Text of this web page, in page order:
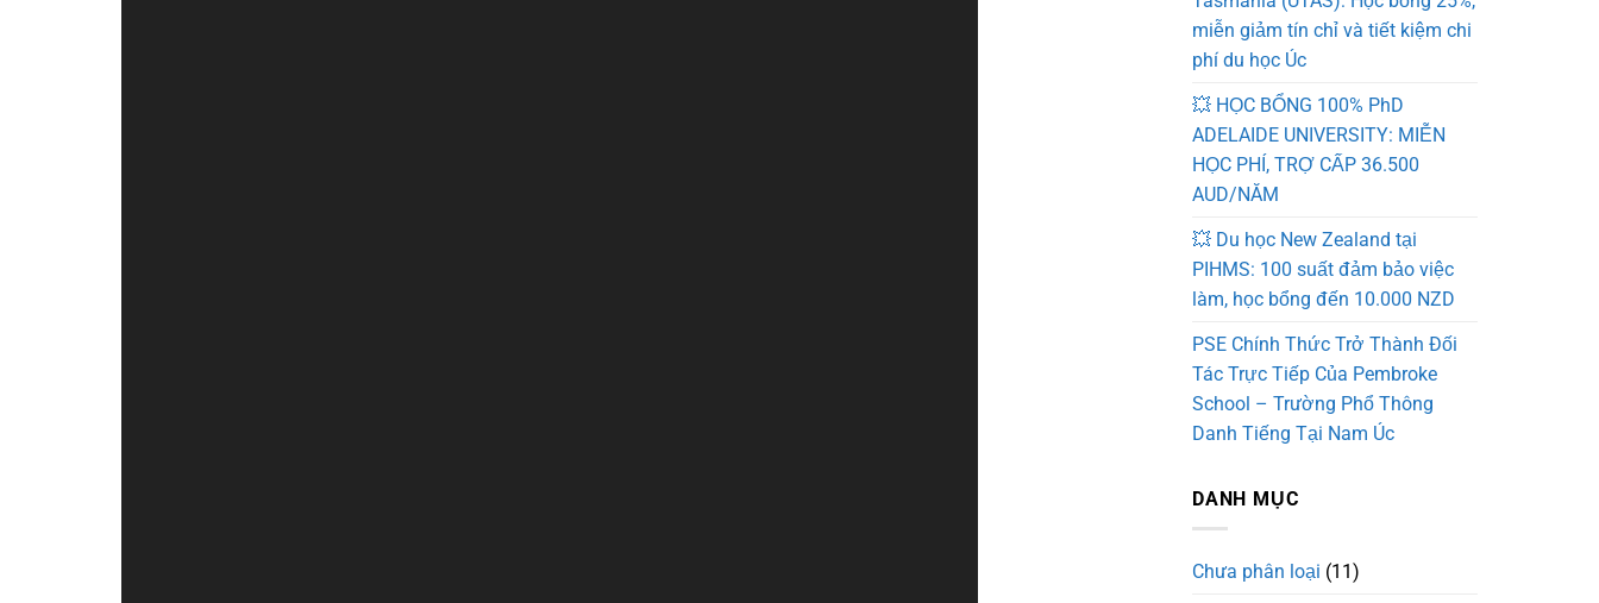
miễn giảm tín chỉ và tiết kiệm chi
phí du học Úc
💥 HỌC BỔNG 100% PhD
ADELAIDE UNIVERSITY: MIỄN
HỌC PHÍ, TRỢ CẤP 36.500
AUD/NĂM
💥 Du học New Zealand tại
PIHMS: 100 suất đảm bảo việc
làm, học bổng đến 10.000 NZD
PSE Chính Thức Trở Thành Đối
Tác Trực Tiếp Của Pembroke
School – Trường Phổ Thông
Danh Tiếng Tại Nam Úc
DANH MỤC
Chưa phân loại (11)